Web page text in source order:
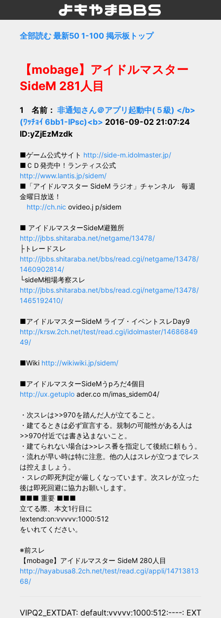
全部読む 最新50 1-100 掲示板トップ
【mobage】アイドルマスター
SideM 281人目
1 名前： 非通知さん＠アプリ起動中(５級) </b>
(ﾜｯﾁｮｲ 6bb1-IPsc)<b> 2016-09-02 21:07:24
ID:yZjEzMzdk
■ゲーム公式サイト http://side-m.idolmaster.jp/
■ＣＤ発売中！ランティス公式
http://www.lantis.jp/sidem/
■「アイドルマスター SideM ラジオ」チャンネル 毎週
金曜日放送！
http://ch.nic ovideo.j p/sidem
■ アイドルマスターSideM避難所
http://jbbs.shitaraba.net/netgame/13478/
├トレードスレ
http://jbbs.shitaraba.net/bbs/read.cgi/netgame/13478/
1460902814/
└sideM相場考察スレ
http://jbbs.shitaraba.net/bbs/read.cgi/netgame/13478/
1465192410/
■アイドルマスターSideM ライブ・イベントスレDay9
http://krsw.2ch.net/test/read.cgi/idolmaster/14686849
49/
■Wiki http://wikiwiki.jp/sidem/
■アイドルマスターSideMうpろだ4個目
http://ux.getuplo ader.co m/imas_sidem04/
・次スレは>>970を踏んだ人が立てること。
・建てるときは必ず宣言する。規制の可能性がある人は
>>970付近では書き込まないこと。
・建てられない場合は>>レス番を指定して後続に頼もう。
・流れが早い時は特に注意。他の人はスレが立つまでレス
は控えましょう。
・スレの即死判定が厳しくなっています。次スレが立った
後は即死回避に協力お願いします。
■■■ 重要 ■■■
立てる際、本文1行目に
!extend:on:vvvvv:1000:512
をいれてください。
※前スレ
【mobage】アイドルマスター SideM 280人目
http://hayabusa8.2ch.net/test/read.cgi/appli/14713813
68/
VIPQ2_EXTDAT: default:vvvvv:1000:512:----: EXT